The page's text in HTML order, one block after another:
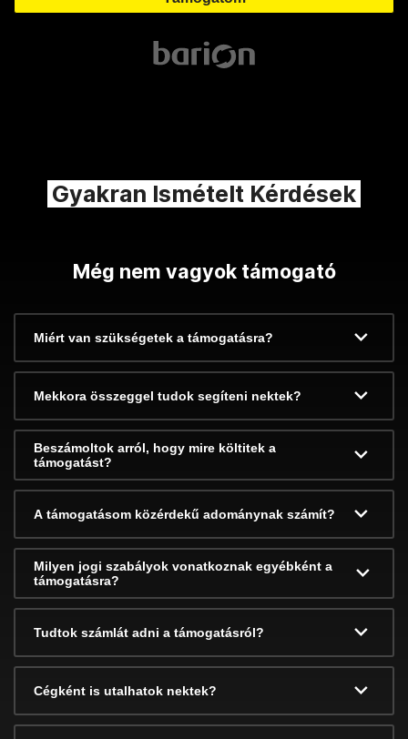
Gyakran Ismételt Kérdések
Még nem vagyok támogató
Miért van szükségetek a támogatásra?
Mekkora összeggel tudok segíteni nektek?
Beszámoltok arról, hogy mire költitek a
támogatást?
A támogatásom közérdekű adománynak számít?
Milyen jogi szabályok vonatkoznak egyébként a
támogatásra?
Tudtok számlát adni a támogatásról?
Cégként is utalhatok nektek?